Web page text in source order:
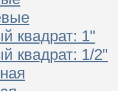
квадрат: 1"
квадрат: 1/2"